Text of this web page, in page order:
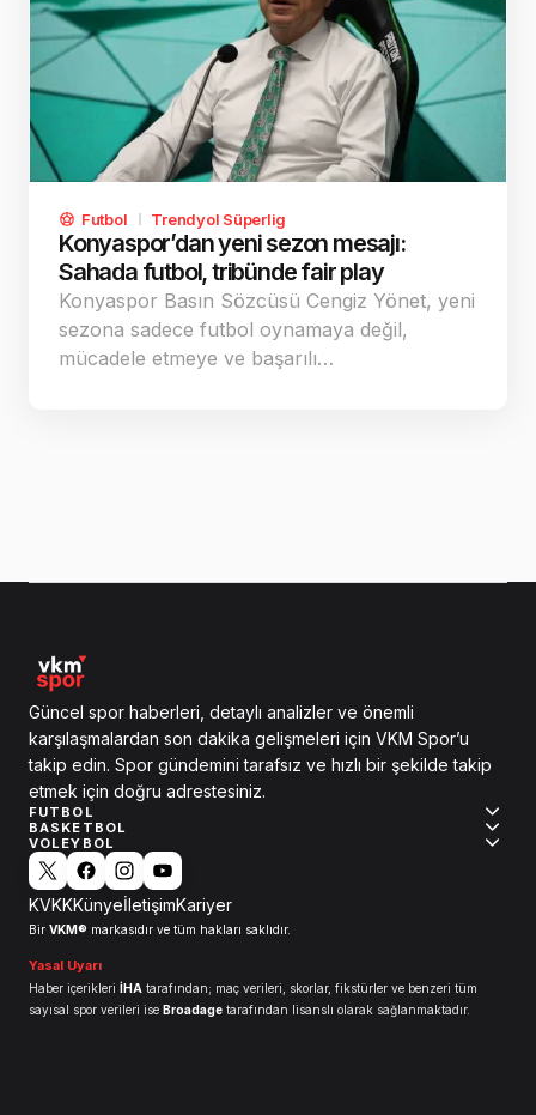
Futbol Trendyol Süperlig
Konyaspor’dan yeni sezon mesajı:
Sahada futbol, tribünde fair play
Konyaspor Basın Sözcüsü Cengiz Yönet, yeni
sezona sadece futbol oynamaya değil,
mücadele etmeye ve başarılı…
Güncel spor haberleri, detaylı analizler ve önemli
karşılaşmalardan son dakika gelişmeleri için VKM Spor’u
takip edin. Spor gündemini tarafsız ve hızlı bir şekilde takip
etmek için doğru adrestesiniz.
FUTBOL
BASKETBOL
VOLEYBOL
KVKKKünyeİletişimKariyer
Bir VKM® markasıdır ve tüm hakları saklıdır.
Yasal Uyarı
Haber içerikleri İHA tarafından; maç verileri, skorlar, fikstürler ve benzeri tüm
sayısal spor verileri ise Broadage tarafından lisanslı olarak sağlanmaktadır.